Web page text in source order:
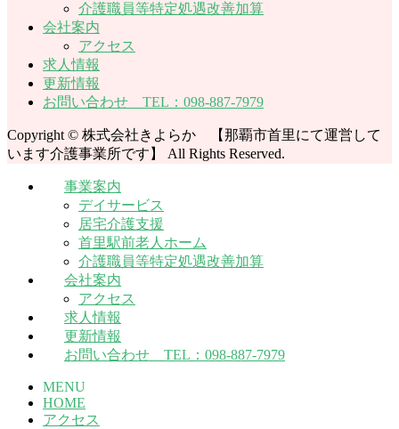
介護職員等特定処遇改善加算
会社案内
アクセス
求人情報
更新情報
お問い合わせ TEL：098-887-7979
Copyright © 株式会社きよらか 【那覇市首里にて運営して
います介護事業所です】 All Rights Reserved.
事業案内
デイサービス
居宅介護支援
首里駅前老人ホーム
介護職員等特定処遇改善加算
会社案内
アクセス
求人情報
更新情報
お問い合わせ TEL：098-887-7979
MENU
HOME
アクセス